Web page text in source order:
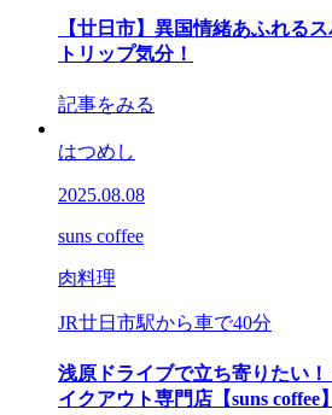
【廿日市】異国情緒あふれる
トリップ気分！
記事をみる
はつめし
2025.08.08
suns coffee
肉料理
JR廿日市駅から車で40分
浅原ドライブで立ち寄りたい
イクアウト専門店【suns coffee】